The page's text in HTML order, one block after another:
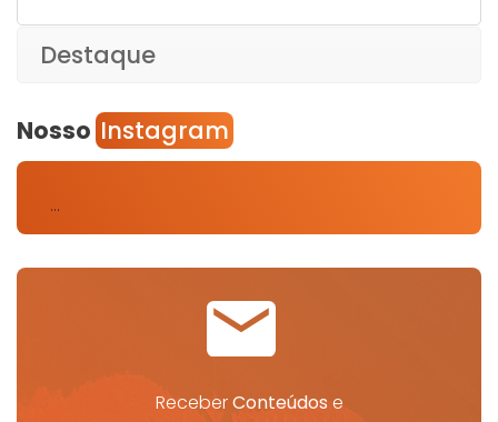
Destaque
Nosso Instagram
…
ReceberConteúdose